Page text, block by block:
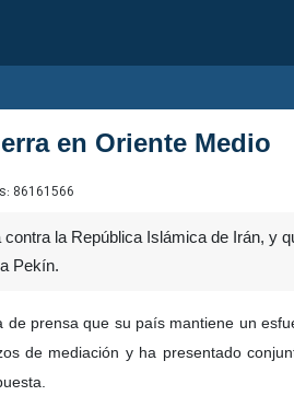
en Oriente Medio
86161566
la República Islámica de Irán, y
Pekín.
prensa que su país mantiene un
de mediación y ha presentado